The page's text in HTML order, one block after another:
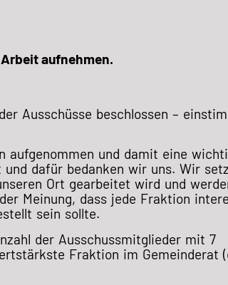
aufnehmen.
Ausschüsse beschlossen –
aufgenommen und damit eine
dafür bedanken wir uns. Wir
Ort gearbeitet wird und
Meinung, dass jede Fraktion
sein sollte.
der Ausschussmitglieder mit 7
Fraktion im Gemeinderat